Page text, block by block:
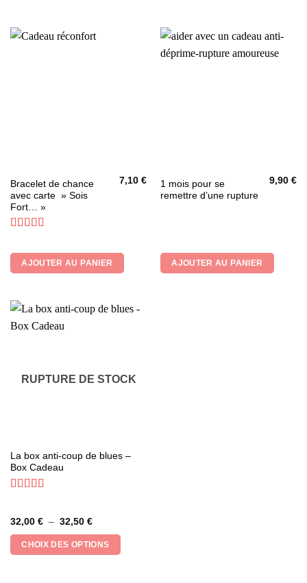
Bracelet de chance
avec carte » Sois
Fort… »
7,10€
AJOUTER AU PANIER
1 mois pour se
remettre d’une rupture
9,90€
AJOUTER AU PANIER
RUPTURE DE STOCK
La box anti-coup de blues –
Box Cadeau
32,00 € – 32,50 €Plage
32,00 €
à
CHOIX DES OPTIONS
Ce
produit
Les
options
peuvent